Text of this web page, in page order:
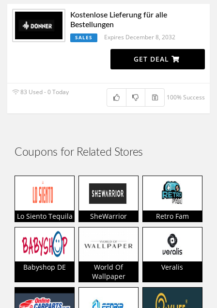
Kostenlose Lieferung für alle
Bestellungen
SALES Expires December 8, 2032
GET DEAL
83 Used - 0 Today
100% Success
Coupons for Related Stores
Lo Siento Tequila SheWarrior Retro Fam
Babyshop DE
World Of
Wallpaper
Veralis